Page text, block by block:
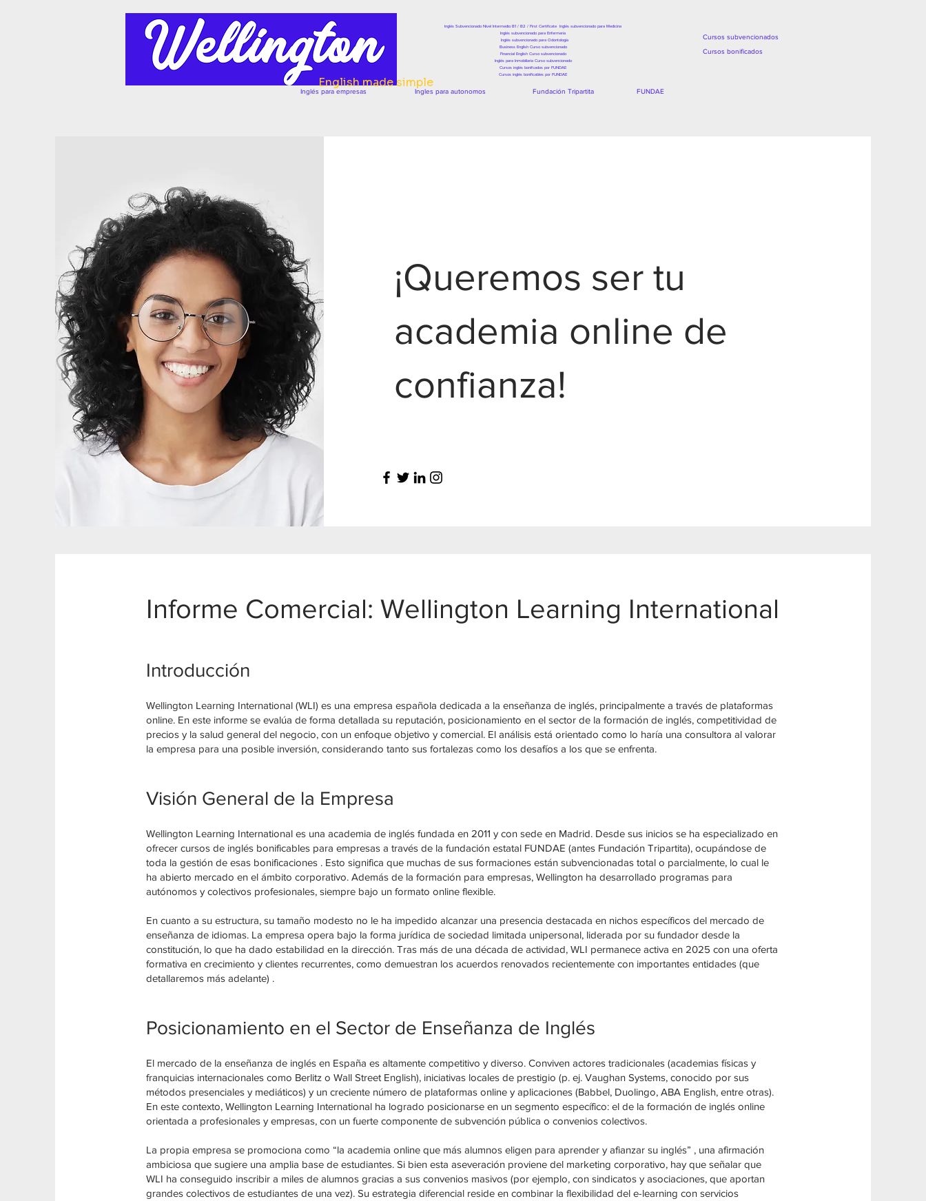
Cursos subvencionados
Cursos bonificados
Fundacion Tripartita
www.aprenderinglesonline.org
Inglés Subvencionado Nivel Intermedio B1 / B2 / First Certificate Inglés subvencionado para Medicina
Inglés subvencionado para Enfermería
Inglés subvencionado para Odontología
Business English Curso subvencionado
Financial English Curso subvencionado
Inglés para Inmobiliaria Curso subvencionado
Cursos inglés bonifcados por FUNDAE
Cursos inglés bonificables por FUNDAE
Inglés para empresas Ingles para autonomos Fundación Tripartita FUNDAE
English made simple
¡Queremos ser tu
academia online de
confianza!
Informe Comercial: Wellington Learning International
Introducción
Wellington Learning International (WLI) es una empresa española dedicada a la enseñanza de inglés, principalmente a través de plataformas
online. En este informe se evalúa de forma detallada su reputación, posicionamiento en el sector de la formación de inglés, competitividad de
precios y la salud general del negocio, con un enfoque objetivo y comercial. El análisis está orientado como lo haría una consultora al valorar
la empresa para una posible inversión, considerando tanto sus fortalezas como los desafíos a los que se enfrenta.
Visión General de la Empresa
Wellington Learning International es una academia de inglés fundada en 2011 y con sede en Madrid. Desde sus inicios se ha especializado en
ofrecer cursos de inglés bonificables para empresas a través de la fundación estatal FUNDAE (antes Fundación Tripartita), ocupándose de
toda la gestión de esas bonificaciones . Esto significa que muchas de sus formaciones están subvencionadas total o parcialmente, lo cual le
ha abierto mercado en el ámbito corporativo. Además de la formación para empresas, Wellington ha desarrollado programas para
autónomos y colectivos profesionales, siempre bajo un formato online flexible.
En cuanto a su estructura, su tamaño modesto no le ha impedido alcanzar una presencia destacada en nichos específicos del mercado de
enseñanza de idiomas. La empresa opera bajo la forma jurídica de sociedad limitada unipersonal, liderada por su fundador desde la
constitución, lo que ha dado estabilidad en la dirección. Tras más de una década de actividad, WLI permanece activa en 2025 con una oferta
formativa en crecimiento y clientes recurrentes, como demuestran los acuerdos renovados recientemente con importantes entidades (que
detallaremos más adelante) .
Posicionamiento en el Sector de Enseñanza de Inglés
El mercado de la enseñanza de inglés en España es altamente competitivo y diverso. Conviven actores tradicionales (academias físicas y
franquicias internacionales como Berlitz o Wall Street English), iniciativas locales de prestigio (p. ej. Vaughan Systems, conocido por sus
métodos presenciales y mediáticos) y un creciente número de plataformas online y aplicaciones (Babbel, Duolingo, ABA English, entre otras).
En este contexto, Wellington Learning International ha logrado posicionarse en un segmento específico: el de la formación de inglés online
orientada a profesionales y empresas, con un fuerte componente de subvención pública o convenios colectivos.
La propia empresa se promociona como “la academia online que más alumnos eligen para aprender y afianzar su inglés” , una afirmación
ambiciosa que sugiere una amplia base de estudiantes. Si bien esta aseveración proviene del marketing corporativo, hay que señalar que
WLI ha conseguido inscribir a miles de alumnos gracias a sus convenios masivos (por ejemplo, con sindicatos y asociaciones, que aportan
grandes colectivos de estudiantes de una vez). Su estrategia diferencial reside en combinar la flexibilidad del e-learning con servicios